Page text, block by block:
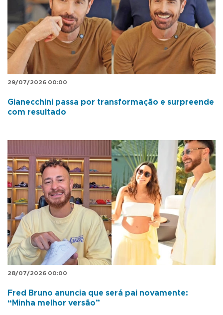
29/07/2026 00:00
Gianecchini passa por transformação e surpreende
com resultado
28/07/2026 00:00
Fred Bruno anuncia que será pai novamente:
“Minha melhor versão”